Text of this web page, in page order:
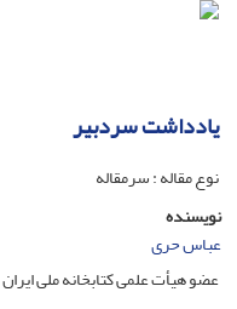
یادداشت سردبیر
نوع مقاله : سرمقاله
نویسنده
عباس حری
عضو هیأت علمی کتابخانه ملی ایران